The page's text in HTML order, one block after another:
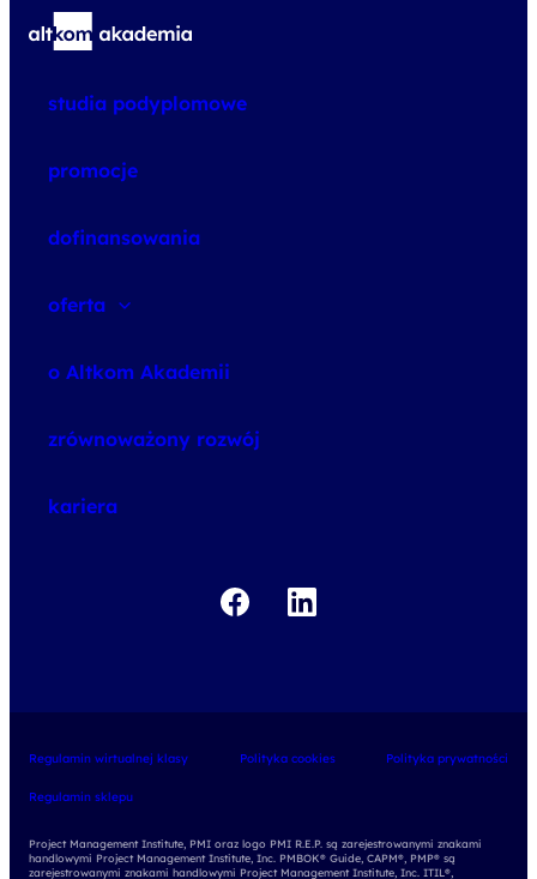
studia podyplomowe
promocje
dofinansowania
oferta
o Altkom Akademii
zrównoważony rozwój
kariera
Regulamin wirtualnej klasy Polityka cookies Polityka prywatności
Regulamin sklepu
Project Management Institute, PMI oraz logo PMI R.E.P. są zarejestrowanymi znakami
handlowymi Project Management Institute, Inc. PMBOK® Guide, CAPM®, PMP® są
zarejestrowanymi znakami handlowymi Project Management Institute, Inc. ITIL®,